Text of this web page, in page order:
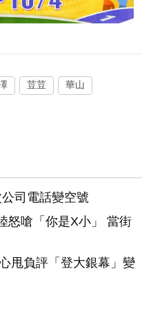
荳荳 華山
司電話變空號
怒嗆「你是X小」 當街
甩負評「登大銀幕」變